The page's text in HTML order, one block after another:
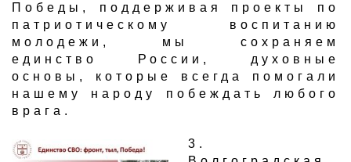
Победы, поддерживая проекты по
патриотическому воспитанию
молодежи, мы сохраняем
единство России, духовные
основы, которые всегда помогали
нашему народу побеждать любого
врага.
​3.